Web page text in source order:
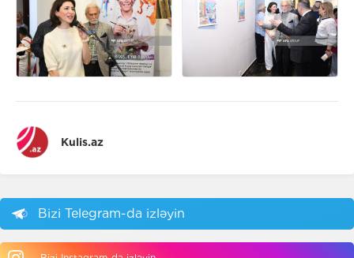
Kulis.az
Bizi Telegram-da izləyin